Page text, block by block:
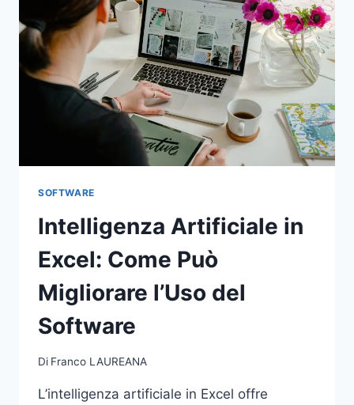
SOFTWARE
Intelligenza Artificiale in
Excel: Come Può
Migliorare l’Uso del
Software
Di Franco LAUREANA
L’intelligenza artificiale in Excel offre